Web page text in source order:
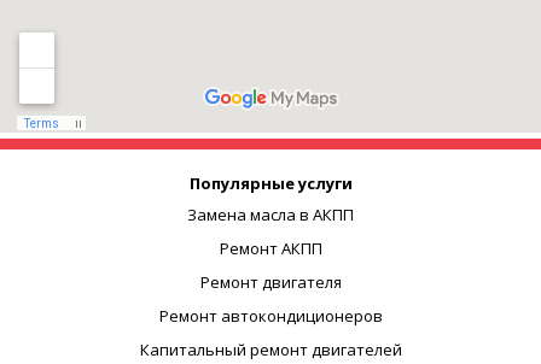
Популярные услуги
Замена масла в АКПП
Ремонт АКПП
Ремонт двигателя
Ремонт автокондиционеров
Капитальный ремонт двигателей